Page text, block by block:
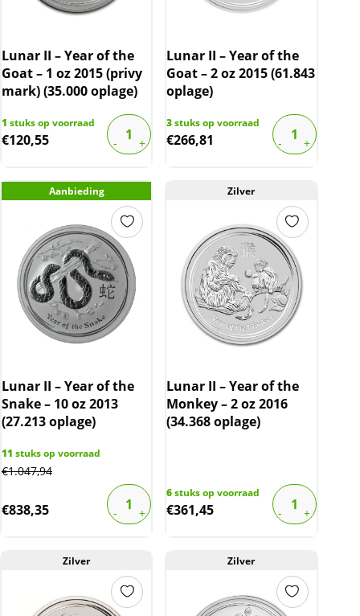
Lunar II – Year of the
Goat – 1 oz 2015 (privy
mark) (35.000 oplage)
1 stuks op voorraad
€120,55
Lunar II – Year of the
Goat – 2 oz 2015 (61.843
oplage)
3stuks op voorraad
€266,81
Aanbieding
Lunar II – Year of the
Snake – 10 oz 2013
(27.213 oplage)
11 stuks op voorraad
€1.047,94
€838,35
Zilver
Lunar II – Year of the
Monkey – 2 oz 2016
(34.368 oplage)
6stuks op voorraad
€361,45
Zilver Zilver